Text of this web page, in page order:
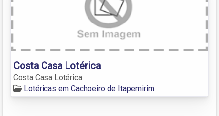
Costa Casa Lotérica
Costa Casa Lotérica
Lotéricas em Cachoeiro de Itapemirim